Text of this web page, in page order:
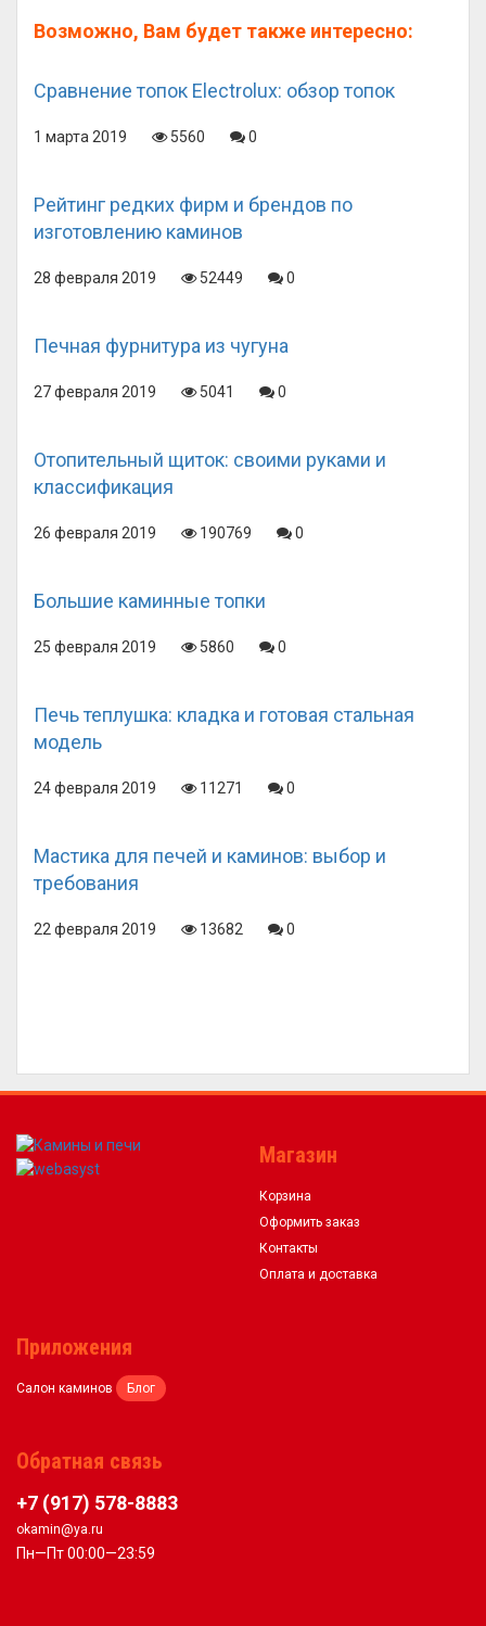
Возможно, Вам будет также интересно:
Сравнение топок Electrolux: обзор топок
1 марта 2019 5560 0
Рейтинг редких фирм и брендов по
изготовлению каминов
28 февраля 2019 52449 0
Печная фурнитура из чугуна
27 февраля 2019 5041 0
Отопительный щиток: своими руками и
классификация
26 февраля 2019 190769 0
Большие каминные топки
25 февраля 2019 5860 0
Печь теплушка: кладка и готовая стальная
модель
24 февраля 2019 11271 0
Мастика для печей и каминов: выбор и
требования
22 февраля 2019 13682 0
Магазин
Корзина
Оформить заказ
Контакты
Оплата и доставка
Приложения
Салон каминов Блог
Обратная связь
+7 (917) 578-8883
okamin@ya.ru
Пн—Пт 00:00—23:59